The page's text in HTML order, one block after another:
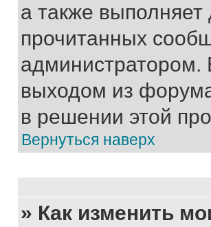
а также выполняет
прочитанных
администратором.
выходом из
в решении этой
Вернуться наверх
» Как изменить